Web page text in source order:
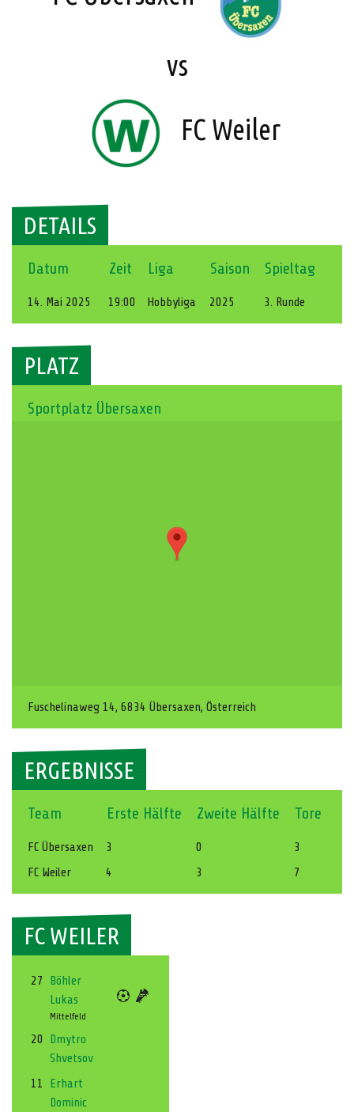
vs
FC Weiler
DETAILS
Datum Zeit Liga Saison Spieltag
14. Mai 2025 19:00 Hobbyliga 2025 3. Runde
PLATZ
Sportplatz Übersaxen
Fuschelinaweg 14, 6834 Übersaxen, Österreich
ERGEBNISSE
Team Erste Hälfte Zweite Hälfte Tore
FC Übersaxen 3 0
3
FC Weiler
4 3 7
FC WEILER
27
Böhler
Lukas
Mittelfeld
20
Dmytro
Shvetsov
11
Erhart
Dominic